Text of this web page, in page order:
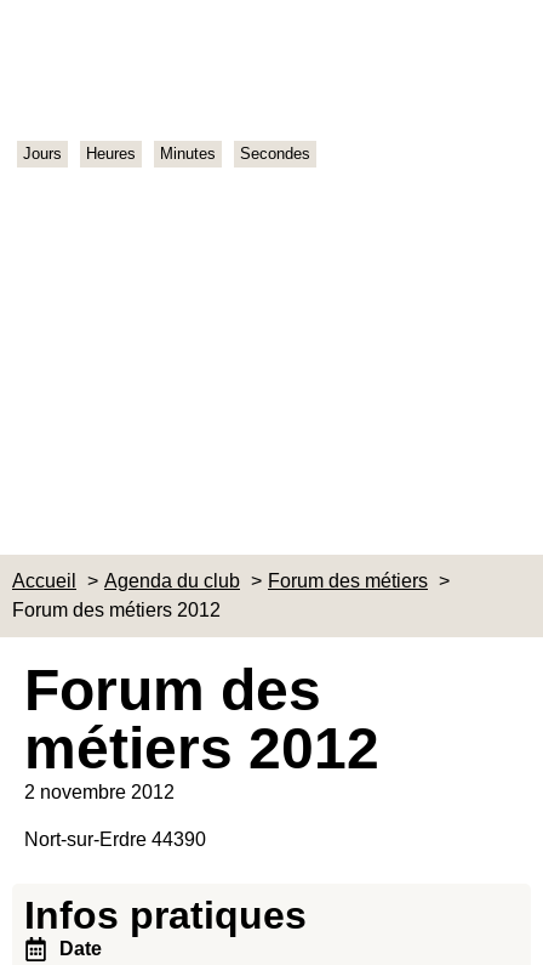
Jours Heures Minutes Secondes
Accueil Agenda du club
Forum des métiers
Forum des métiers 2012
Forum des
métiers 2012
2 novembre 2012
Nort-sur-Erdre 44390
Infos pratiques
Date